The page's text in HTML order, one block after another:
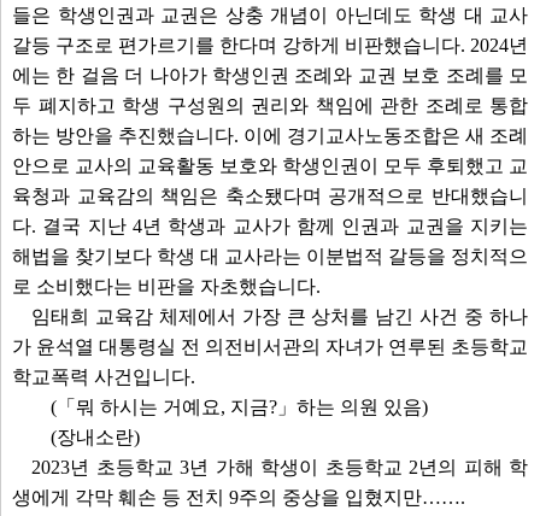
들은 학생인권과 교권은 상충 개념이 아닌데도 학생 대 교사
갈등 구조로 편가르기를 한다며 강하게 비판했습니다. 2024년
에는 한 걸음 더 나아가 학생인권 조례와 교권 보호 조례를 모
두 폐지하고 학생 구성원의 권리와 책임에 관한 조례로 통합
하는 방안을 추진했습니다. 이에 경기교사노동조합은 새 조례
안으로 교사의 교육활동 보호와 학생인권이 모두 후퇴했고 교
육청과 교육감의 책임은 축소됐다며 공개적으로 반대했습니
다. 결국 지난 4년 학생과 교사가 함께 인권과 교권을 지키는
해법을 찾기보다 학생 대 교사라는 이분법적 갈등을 정치적으
로 소비했다는 비판을 자초했습니다.
임태희 교육감 체제에서 가장 큰 상처를 남긴 사건 중 하나
가 윤석열 대통령실 전 의전비서관의 자녀가 연루된 초등학교
학교폭력 사건입니다.
(「뭐 하시는 거예요, 지금?」하는 의원 있음)
(장내소란)
2023년 초등학교 3년 가해 학생이 초등학교 2년의 피해 학
생에게 각막 훼손 등 전치 9주의 중상을 입혔지만…….